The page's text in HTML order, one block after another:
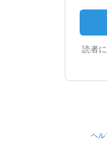
読者
ヘル